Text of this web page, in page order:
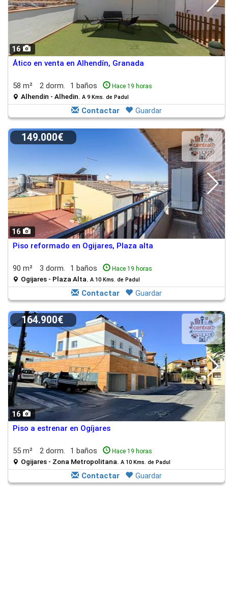
16
Ático en venta en Alhendín, Granada
58 m² 2 dorm. 1 baños Hace 19 horas
Alhendin - Alhedin. A 9 Kms. de Padul
Contactar Guardar
16
149.000€
Piso reformado en Ogijares, Plaza alta
90 m² 3 dorm. 1 baños Hace 19 horas
Ogijares - Plaza Alta. A 10 Kms. de Padul
Contactar Guardar
16
164.900€
Piso a estrenar en Ogíjares
55 m² 2 dorm. 1 baños Hace 19 horas
Ogijares - Zona Metropolitana. A 10 Kms. de Padul
Contactar Guardar